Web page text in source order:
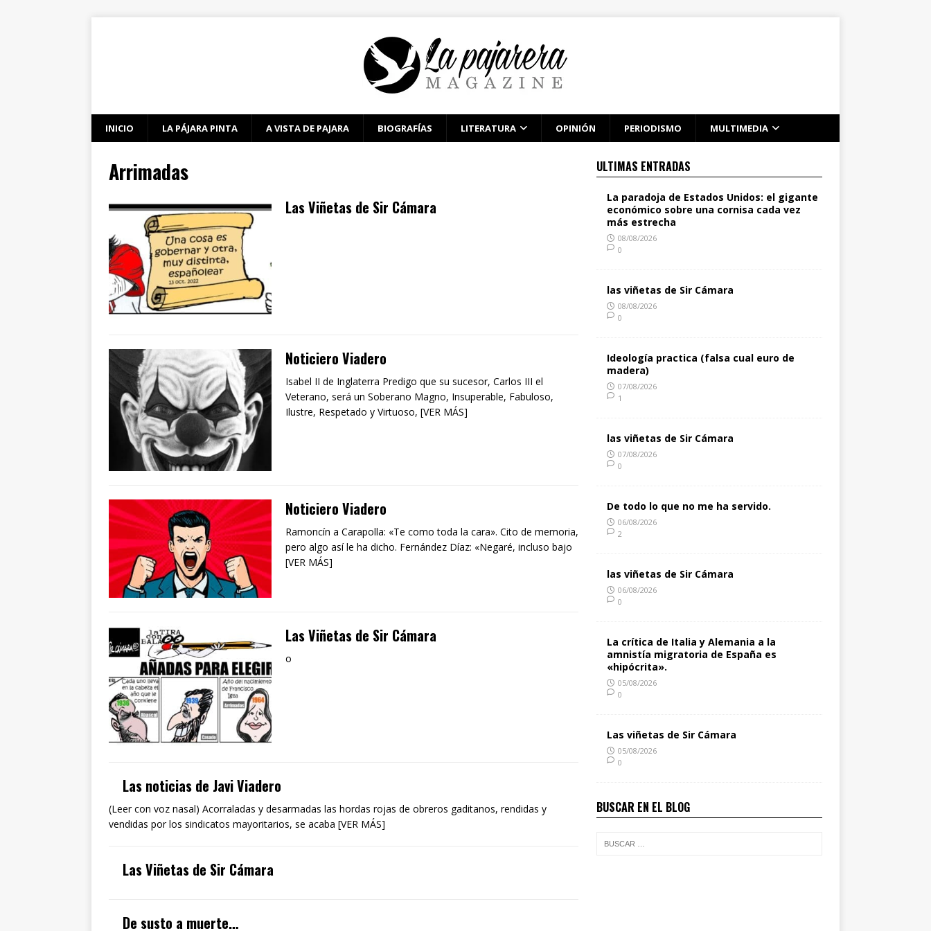
INICIO LA PÁJARA PINTA A VISTA DE PAJARA BIOGRAFÍAS LITERATURA OPINIÓN PERIODISMO MULTIMEDIA
Arrimadas
Las Viñetas de Sir Cámara
Noticiero Viadero
Isabel II de Inglaterra Predigo que su sucesor, Carlos III el
Veterano, será un Soberano Magno, Insuperable, Fabuloso,
Ilustre, Respetado y Virtuoso, [VER MÁS]
Noticiero Viadero
Ramoncín a Carapolla: «Te como toda la cara». Cito de memoria,
pero algo así le ha dicho. Fernández Díaz: «Negaré, incluso bajo
[VER MÁS]
Las Viñetas de Sir Cámara
o
Las noticias de Javi Viadero
(Leer con voz nasal) Acorraladas y desarmadas las hordas rojas de obreros gaditanos, rendidas y
vendidas por los sindicatos mayoritarios, se acaba [VER MÁS]
Las Viñetas de Sir Cámara
De susto a muerte…
ULTIMAS ENTRADAS
La paradoja de Estados Unidos: el gigante
económico sobre una cornisa cada vez
más estrecha
08/08/2026
0
las viñetas de Sir Cámara
08/08/2026
0
Ideología practica (falsa cual euro de
madera)
07/08/2026
1
las viñetas de Sir Cámara
07/08/2026
0
De todo lo que no me ha servido.
06/08/2026
2
las viñetas de Sir Cámara
06/08/2026
0
La crítica de Italia y Alemania a la
amnistía migratoria de España es
«hipócrita».
05/08/2026
0
Las viñetas de Sir Cámara
05/08/2026
0
BUSCAR EN EL BLOG